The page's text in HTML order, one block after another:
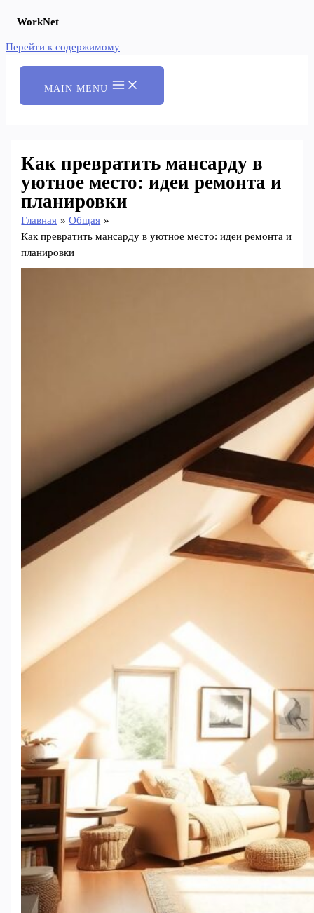
WorkNet
Перейти к содержимому
MAIN MENU
Как превратить мансарду в
уютное место: идеи ремонта и
планировки
Главная
Общая
Как превратить мансарду в уютное место: идеи ремонта и
планировки